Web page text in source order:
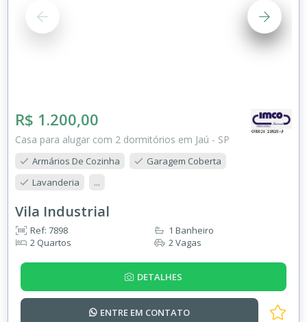
R$ 1.200,00
Casa para alugar com 2 dormitórios em Jaú - SP
Armários De Cozinha
Garagem Coberta
Lavanderia
...
Vila Industrial
Ref: 7898
2 Quartos
1 Banheiro
2 Vagas
DETALHES
ENTRE EM CONTATO